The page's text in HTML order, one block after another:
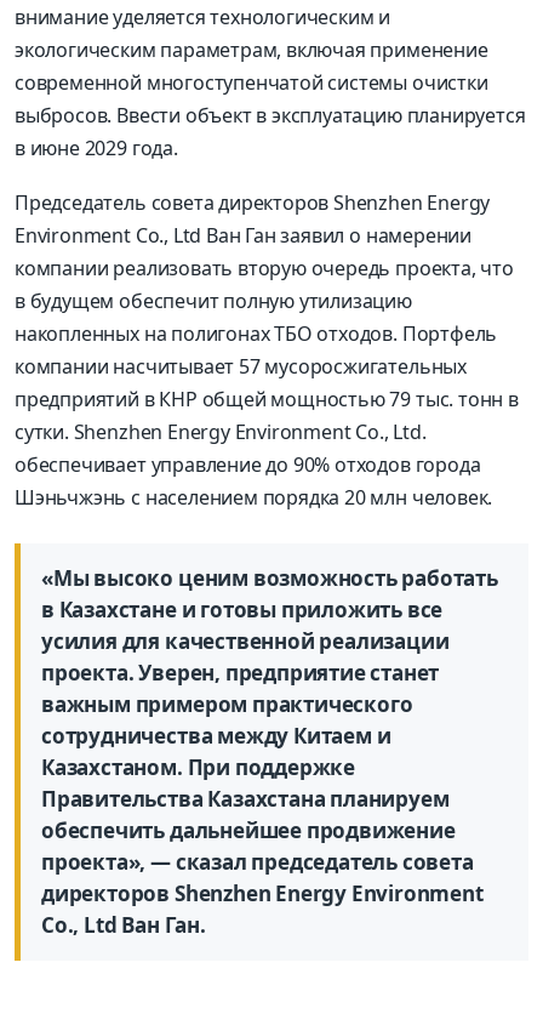
внимание уделяется технологическим и
экологическим параметрам, включая применение
современной многоступенчатой системы очистки
выбросов. Ввести объект в эксплуатацию планируется
в июне 2029 года.
Председатель совета директоров Shenzhen Energy
Environment Co., Ltd Ван Ган заявил о намерении
компании реализовать вторую очередь проекта, что
в будущем обеспечит полную утилизацию
накопленных на полигонах ТБО отходов. Портфель
компании насчитывает 57 мусоросжигательных
предприятий в КНР общей мощностью 79 тыс. тонн в
сутки. Shenzhen Energy Environment Co., Ltd.
обеспечивает управление до 90% отходов города
Шэньчжэнь с населением порядка 20 млн человек.
«Мы высоко ценим возможность работать
в Казахстане и готовы приложить все
усилия для качественной реализации
проекта. Уверен, предприятие станет
важным примером практического
сотрудничества между Китаем и
Казахстаном. При поддержке
Правительства Казахстана планируем
обеспечить дальнейшее продвижение
проекта», — сказал председатель совета
директоров Shenzhen Energy Environment
Co., Ltd Ван Ган.